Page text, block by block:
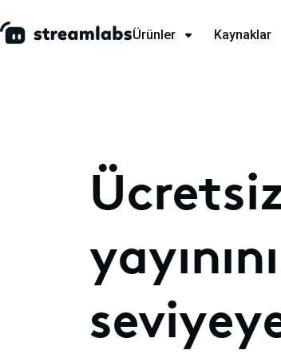
Ürünler Kaynaklar